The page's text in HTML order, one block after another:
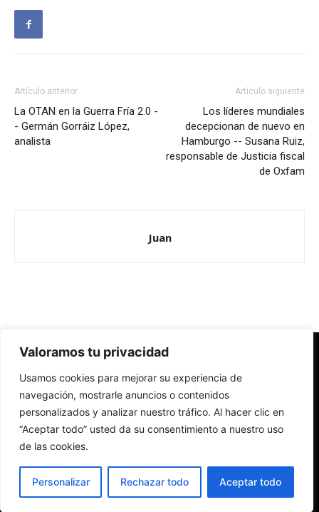
Valoramos tu privacidad
Usamos cookies para mejorar su experiencia de
navegación, mostrarle anuncios o contenidos
personalizados y analizar nuestro tráfico. Al hacer clic en
“Aceptar todo” usted da su consentimiento a nuestro uso
de las cookies.
Personalizar Rechazar todo Aceptar todo
Artículo anterior
La OTAN en la Guerra Fría 2.0 -
- Germán Gorráiz López,
analista
Artículo siguiente
Los líderes mundiales
decepcionan de nuevo en
Hamburgo -- Susana Ruiz,
responsable de Justicia fiscal
de Oxfam
Juan
Redes Cristianas
Una mirada alternativa sobre la Iglesia católica y la sociedad
- Colectivos de Redes Cristianas